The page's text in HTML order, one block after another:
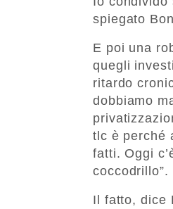
spiegato
E poi una
quegli
ritardo
dobbiamo
tlc è perché
fatti. Oggi
coccodrillo”.
Il fatto, dice